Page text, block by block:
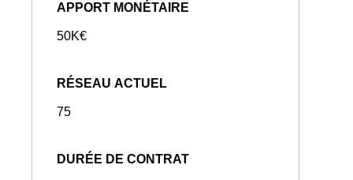
APPORT MONÉTAIRE
50K€
RÉSEAU ACTUEL
75
DURÉE DE CONTRAT